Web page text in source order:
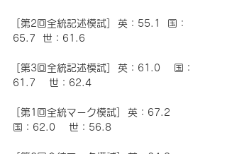
65.7  世：61.6
61.7 　世：62.4
国：62.0 　世：56.8